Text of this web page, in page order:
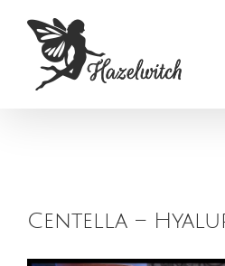
Inhalt
springen
Centella –